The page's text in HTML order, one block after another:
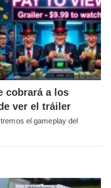
cobrará a los
ver el tráiler
el gameplay del